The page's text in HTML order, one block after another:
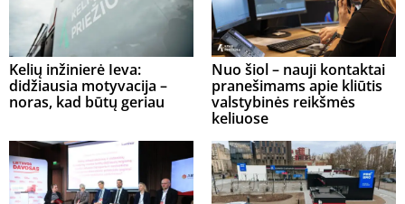
Kelių inžinierė Ieva:
didžiausia motyvacija –
noras, kad būtų geriau
Nuo šiol – nauji kontaktai
pranešimams apie kliūtis
valstybinės reikšmės
keliuose